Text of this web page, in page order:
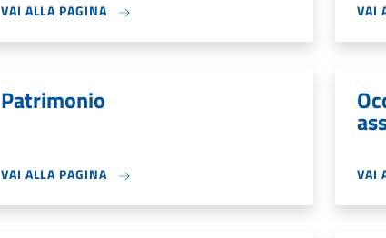
VAI ALLA PAGINA VAI
Patrimonio
VAI ALLA PAGINA VAI